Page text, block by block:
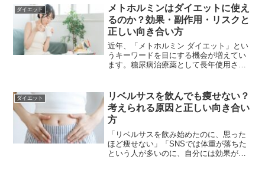
一方、情報の中には誤解を招く内容も多
く、医療用医薬品の扱いと...
ダイエット
メトホルミンはダイエットに使え
るのか？効果・副作用・リスクと
正しい向き合い方
近年、「メトホルミン ダイエット」とい
うキーワードを目にする機会が増えてい
ます。糖尿病治療薬として長年使用され
背景には、インスリン抵抗性や生活習慣
病との深い関係がありま...
ダイエット
リベルサスを飲んでも痩せない？
考えられる原因と正しい向き合い
方
「リベルサスを飲み始めたのに、思った
ほど痩せない」「SNSでは体重が落ちた
という人が多いのに、自分には効果がな